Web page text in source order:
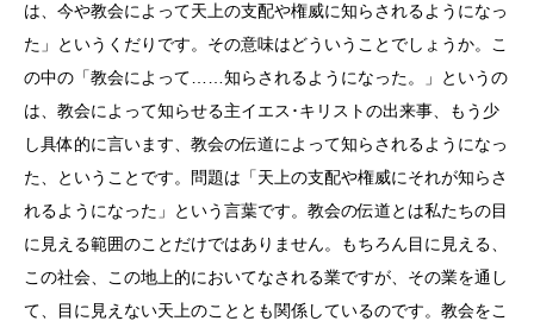
は、今や教会によって天上の支配や権威に知らされるようになっ
た」というくだりです。その意味はどういうことでしょうか。こ
の中の「教会によって……知らされるようになった。」というの
は、教会によって知らせる主イエス･キリストの出来事、もう少
し具体的に言います、教会の伝道によって知らされるようになっ
た、ということです。問題は「天上の支配や権威にそれが知らさ
れるようになった」という言葉です。教会の伝道とは私たちの目
に見える範囲のことだけではありません。もちろん目に見える、
この社会、この地上的においてなされる業ですが、その業を通し
て、目に見えない天上のこととも関係しているのです。教会をこ